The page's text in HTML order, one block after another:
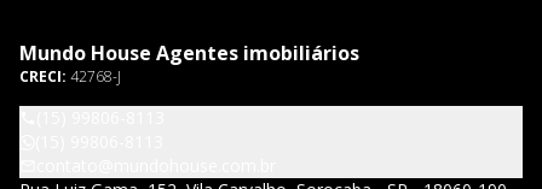
Mundo House Agentes imobiliários
CRECI: 42768-J